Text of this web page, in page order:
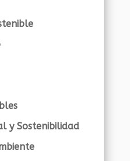
y Sostenibilidad